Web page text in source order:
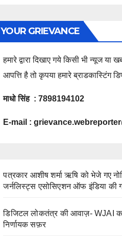
YOUR GRIEVANCE
हमारे द्वारा दिखाए गये किसी भी न्यूज
आपत्ति है तो कृपया हमारे ब्राडकास्टिंग
माधो सिंह : 7898194102
E-mail :
पत्रकार आशीष शर्मा ऋषि को भेजे गए
जर्नलिस्ट्स एसोसिएशन ऑफ इंडिया की
डिजिटल लोकतंत्र की आवाज़- WJAI
निर्णायक सफ़र